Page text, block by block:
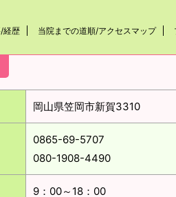
経歴 当院までの道順/アクセスマップ
岡山県笠岡市新賀3310
0865-69-5707
080-1908-4490
9：00～18：00